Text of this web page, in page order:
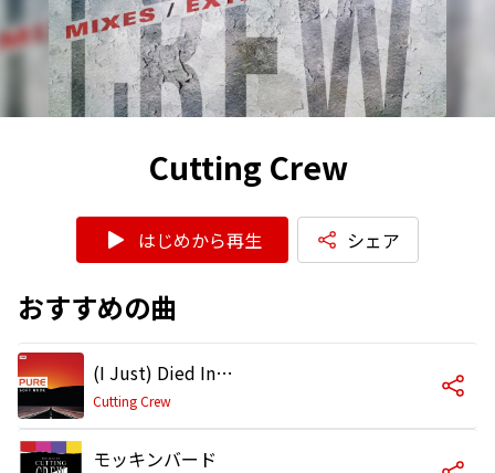
Cutting Crew
はじめから再生 シェア
おすすめの曲
(I Just) Died In Your Arms
Cutting Crew
モッキンバード